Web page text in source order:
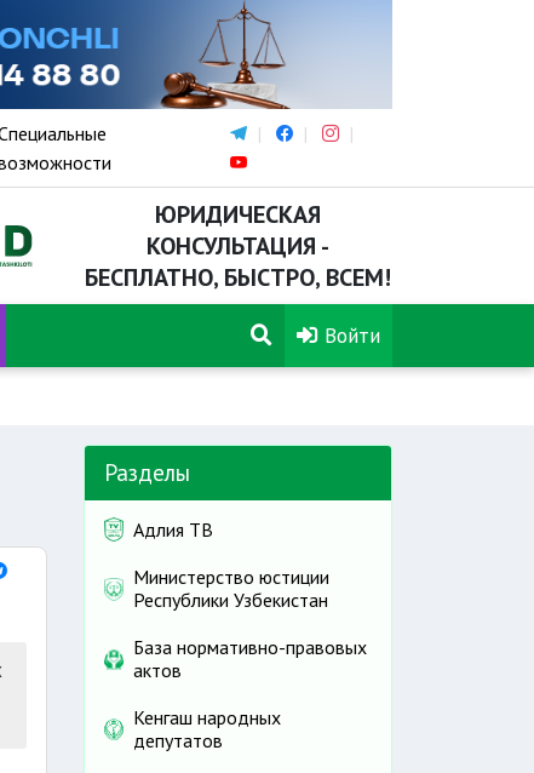
ЮРИДИЧЕСКАЯ
КОНСУЛЬТАЦИЯ -
БЕСПЛАТНО, БЫСТРО, ВСЕМ!
Войти
Разделы
Адлия ТВ
Министерство юстиции
Республики Узбекистан
База нормативно-правовых
актов
Кенгаш народных
депутатов